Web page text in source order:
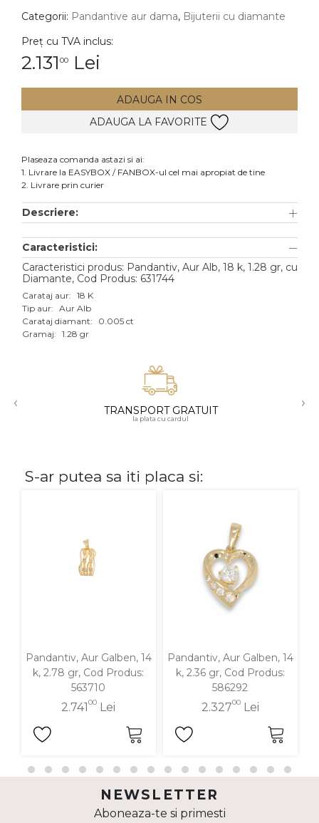
Inele
Cercei
Bratari
Lanturi
Pandantive
Accesorii
Aur galben
Aur alb
Aur roz
Aur mixt
14K
PIATRA
Categorii: Pandantive aur dama, Bijuterii cu diamante
Preț cu TVA inclus:
2.131 00 Lei
ADAUGA IN COS
ADAUGA LA FAVORITE
Plaseaza comanda astazi si ai:
1. Livrare la EASYBOX / FANBOX-ul cel mai apropiat de tine
2. Livrare prin curier
Descriere:
Caracteristici:
Caracteristici produs: Pandantiv, Aur Alb, 18 k, 1.28 gr, cu
Diamante, Cod Produs: 631744
Carataj aur: 18 K
Tip aur: Aur Alb
Carataj diamant:
0.005 ct
Gramaj: 1.28 gr
‹ TRANSPORT GRATUIT
la plata cu cardul
›
S-ar putea sa iti placa si:
Pandantiv, Aur Galben, 14
k, 2.78 gr, Cod Produs:
563710
2.74100 Lei
Pandantiv, Aur Galben, 14
k, 2.36 gr, Cod Produs:
586292
2.32700Lei
NEWSLETTER
Aboneaza-te si primesti